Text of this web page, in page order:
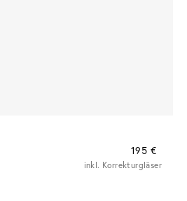
195 €
inkl. Korrekturgläser